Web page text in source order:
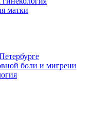
матки
боли и мигрени